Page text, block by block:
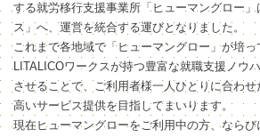
する就労移行支援事業所「ヒューマングロー」
ス」へ、運営を統合する運びとなりました。
これまで各地域で「ヒューマングロー」が培
LITALICOワークスが持つ豊富な就職支援ノウ
させることで、ご利用者様一人ひとりに合わ
高いサービス提供を目指してまいります。
現在ヒューマングローをご利用中の方、なら